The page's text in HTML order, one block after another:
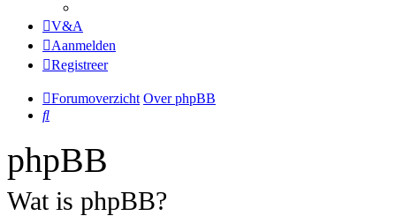
V&A
Aanmelden
Registreer
Forumoverzicht Over phpBB
Zoek
phpBB
Wat is phpBB?